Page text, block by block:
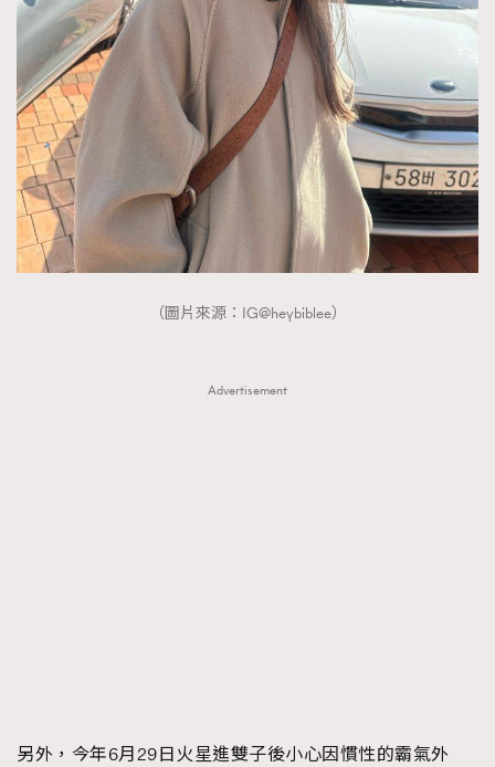
（圖片來源：IG@heybiblee）
Advertisement
另外，今年6月29日火星進雙子後小心因慣性的霸氣外